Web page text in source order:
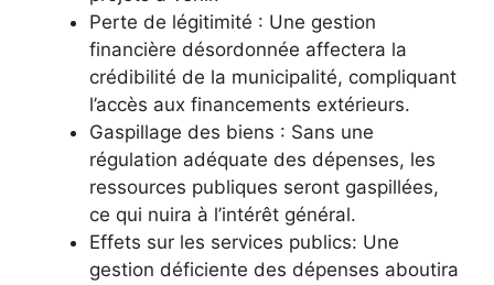
Perte de légitimité : Une gestion
financière désordonnée affectera la
crédibilité de la municipalité, compliquant
l’accès aux financements extérieurs.
Gaspillage des biens : Sans une
régulation adéquate des dépenses, les
ressources publiques seront gaspillées,
ce qui nuira à l’intérêt général.
Effets sur les services publics: Une
gestion déficiente des dépenses aboutira